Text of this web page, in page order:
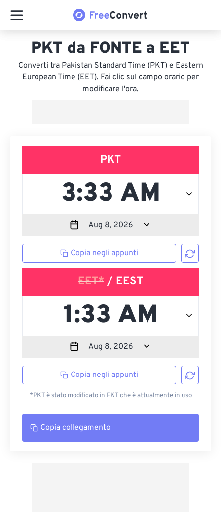
PKT da FONTE a EET
Converti tra Pakistan Standard Time (PKT) e Eastern
European Time (EET). Fai clic sul campo orario per
modificare l'ora.
PKT
Copia negli appunti
EET* / EEST
Copia negli appunti
*PKT è stato modificato in PKT che è attualmente in uso
Copia collegamento